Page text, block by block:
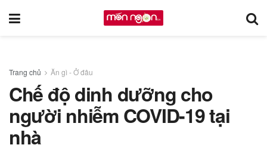
Trang chủ Ăn gì - Ở đâu
Chế độ dinh dưỡng cho
người nhiễm COVID-19 tại
nhà